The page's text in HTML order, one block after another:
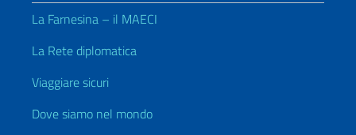
La Farnesina – il MAECI
La Rete diplomatica
Viaggiare sicuri
Dove siamo nel mondo